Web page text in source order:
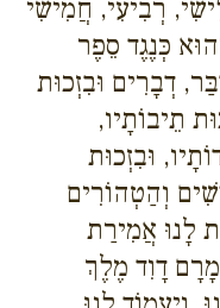
רְבִיעִי, חֲמִישִׁי
כְּנֶגֶד סֵפֶר
דְבָרִים וּבִזְכוּת
תֵיבוֹתָיו,
וּבִזְכוּת
וְהַטְהוֹרִים
לָנוּ אֲמִירַת
דָוִד מֶלֶךְ